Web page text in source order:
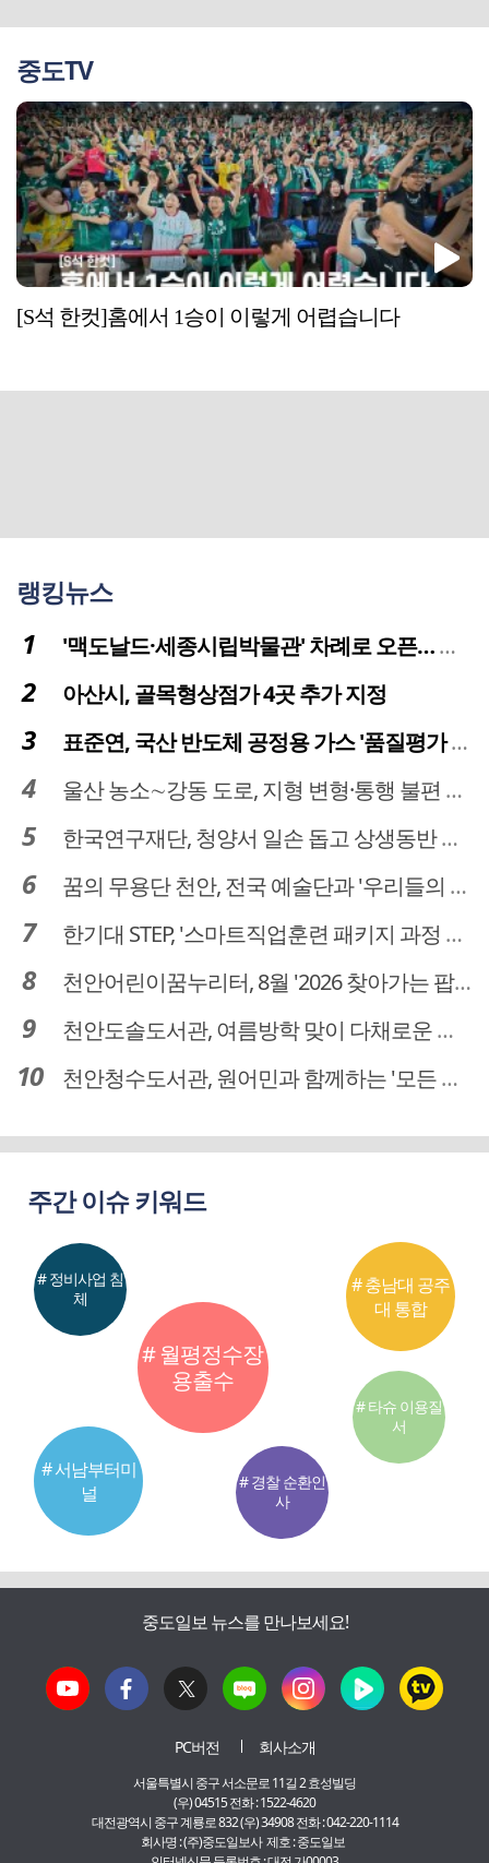
중도TV
[S석 한컷]홈에서 1승이 이렇게 어렵습니다
랭킹뉴스
'맥도날드·세종시립박물관' 차례로 오픈… 고운동 정주여건 좋아진다
아산시, 골목형상점가 4곳 추가 지정
표준연, 국산 반도체 공정용 가스 '품질평가 체계' 구축
울산 농소∼강동 도로, 지형 변형·통행 불편 해법 찾는다
한국연구재단, 청양서 일손 돕고 상생동반 친구맺기 봉사활동
꿈의 무용단 천안, 전국 예술단과 '우리들의 하모니' 선보여
한기대 STEP, '스마트직업훈련 패키지 과정 3기' 모집
천안어린이꿈누리터, 8월 '2026 찾아가는 팝업놀이터' 운영
천안도솔도서관, 여름방학 맞이 다채로운 독서문화 프로그램 운영
천안청수도서관, 원어민과 함께하는 '모든 영어 모든 독서' 운영
주간 이슈 키워드
# 월평정수장
용출수
# 서남부터미
널
# 충남대 공주
대 통합
# 정비사업 침
체
# 경찰 순환인
사
# 타슈 이용질
서
중도일보 뉴스를 만나보세요!
PC버전 회사소개
서울특별시 중구 서소문로 11길 2 효성빌딩
(우) 04515 전화 : 1522-4620
대전광역시 중구 계룡로 832 (우) 34908 전화 : 042-220-1114
회사명 : (주)중도일보사 제호 : 중도일보